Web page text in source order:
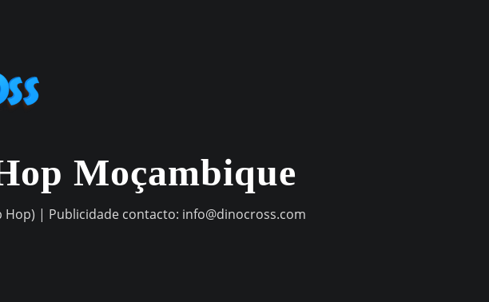
Moçambique
Hop) | Publicidade contacto: info@dinocross.com